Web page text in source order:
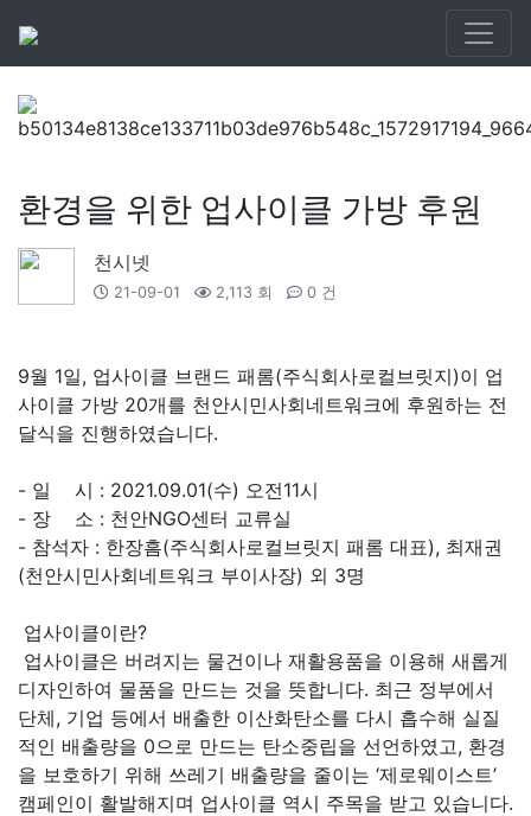
환경을 위한 업사이클 가방 후원
천시넷
21-09-01 2,113 회 0 건
9월 1일, 업사이클 브랜드 패롬(주식회사로컬브릿지)이 업
사이클 가방 20개를 천안시민사회네트워크에 후원하는 전
달식을 진행하였습니다.
- 일 시 : 2021.09.01(수) 오전11시
- 장 소 : 천안NGO센터 교류실
- 참석자 : 한장흠(주식회사로컬브릿지 패롬 대표), 최재권
(천안시민사회네트워크 부이사장) 외 3명
업사이클이란?
업사이클은 버려지는 물건이나 재활용품을 이용해 새롭게
디자인하여 물품을 만드는 것을 뜻합니다. 최근 정부에서
단체, 기업 등에서 배출한 이산화탄소를 다시 흡수해 실질
적인 배출량을 0으로 만드는 탄소중립을 선언하였고, 환경
을 보호하기 위해 쓰레기 배출량을 줄이는 ‘제로웨이스트’
캠페인이 활발해지며 업사이클 역시 주목을 받고 있습니다.